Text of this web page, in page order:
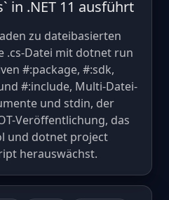
in .NET 11 ausführt
zu dateibasierten
.cs-Datei mit dotnet run
#:package, #:sdk,
#:include, Multi-Datei-
und stdin, der
Veröffentlichung, das
und dotnet project
herauswächst.